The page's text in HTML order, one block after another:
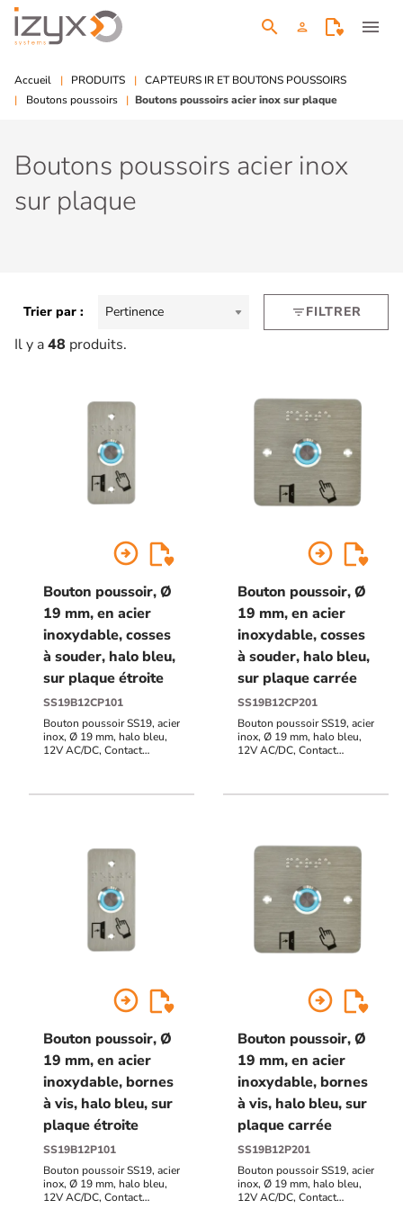
search person menu
Accueil PRODUITS
CAPTEURS IR ET BOUTONS POUSSOIRS
Boutons poussoirs
Boutons poussoirs acier inox sur plaque
Boutons poussoirs acier inox
sur plaque
Il y a48 produits.
Trier par : Pertinence filter_listFILTRER
arrow_circle_right
Bouton poussoir, Ø
19 mm, en acier
inoxydable, cosses
à souder, halo bleu,
sur plaque étroite
SS19B12CP101
Bouton poussoir SS19, acier
inox, Ø 19 mm, halo bleu,
12V AC/DC, Contact
acier inox SSP101, 39,5 x
arrow_circle_right
Bouton poussoir, Ø
19 mm, en acier
inoxydable, cosses
à souder, halo bleu,
sur plaque carrée
SS19B12CP201
Bouton poussoir SS19, acier
inox, Ø 19 mm, halo bleu,
12V AC/DC, Contact
acier inox SSP101, 80 x 80
braille.
arrow_circle_right
Bouton poussoir, Ø
19 mm, en acier
inoxydable, bornes
à vis, halo bleu, sur
plaque étroite
SS19B12P101
Bouton poussoir SS19, acier
inox, Ø 19 mm, halo bleu,
12V AC/DC, Contact
arrow_circle_right
Bouton poussoir, Ø
19 mm, en acier
inoxydable, bornes
à vis, halo bleu, sur
plaque carrée
SS19B12P201
Bouton poussoir SS19, acier
inox, Ø 19 mm, halo bleu,
12V AC/DC, Contact